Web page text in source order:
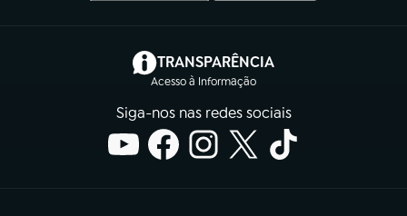
TRANSPARÊNCIA
Acesso à Informação
(abre em nova aba)
Siga-nos nas redes sociais